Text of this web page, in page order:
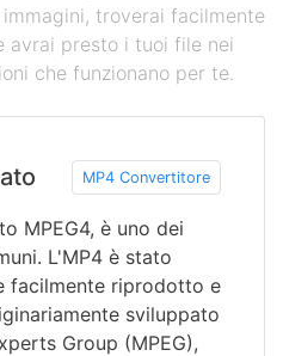
troverai facilmente
avrai presto i tuoi file nei
che funzionano per te.
MP4 Convertitore
MPEG4, è uno dei
L'MP4 è stato
facilmente riprodotto e
sviluppato
Group (MPEG),